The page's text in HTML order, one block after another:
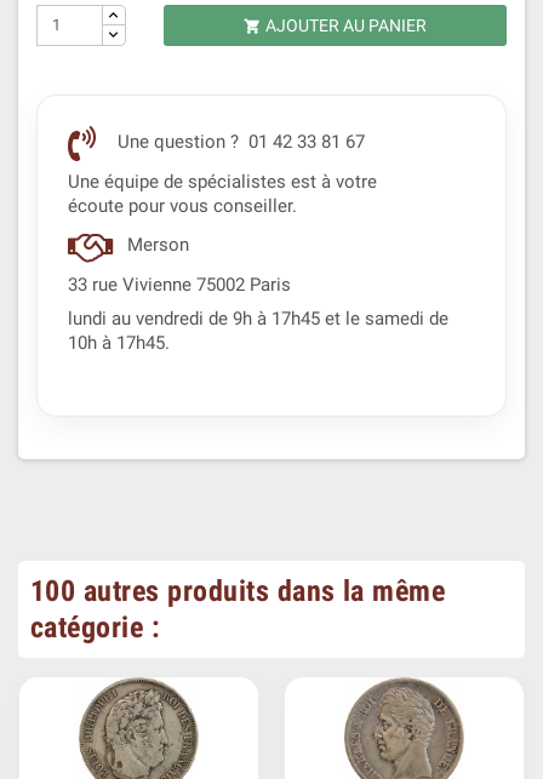
 AJOUTER AU PANIER
Une question ? 01 42 33 81 67
Une équipe de spécialistes est à votre
écoute pour vous conseiller.
Merson
33 rue Vivienne 75002 Paris
lundi au vendredi de 9h à 17h45 et le samedi de
10h à 17h45.
100 autres produits dans la même
catégorie :